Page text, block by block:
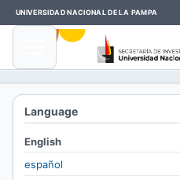
UNIVERSIDAD NACIONAL DE LA PAMPA
Home
Register
Language
English
español